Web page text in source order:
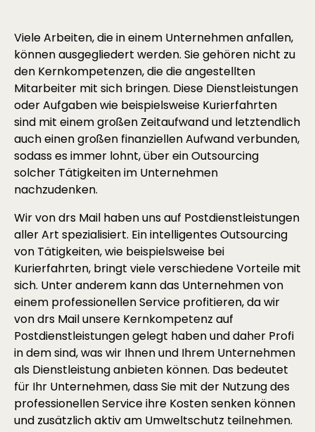
Viele Arbeiten, die in einem Unternehmen anfallen,
können ausgegliedert werden. Sie gehören nicht zu
den Kernkompetenzen, die die angestellten
Mitarbeiter mit sich bringen. Diese Dienstleistungen
oder Aufgaben wie beispielsweise Kurierfahrten
sind mit einem großen Zeitaufwand und letztendlich
auch einen großen finanziellen Aufwand verbunden,
sodass es immer lohnt, über ein Outsourcing
solcher Tätigkeiten im Unternehmen
nachzudenken.
Wir von drs Mail haben uns auf Postdienstleistungen
aller Art spezialisiert. Ein intelligentes Outsourcing
von Tätigkeiten, wie beispielsweise bei
Kurierfahrten, bringt viele verschiedene Vorteile mit
sich. Unter anderem kann das Unternehmen von
einem professionellen Service profitieren, da wir
von drs Mail unsere Kernkompetenz auf
Postdienstleistungen gelegt haben und daher Profi
in dem sind, was wir Ihnen und Ihrem Unternehmen
als Dienstleistung anbieten können. Das bedeutet
für Ihr Unternehmen, dass Sie mit der Nutzung des
professionellen Service ihre Kosten senken können
und zusätzlich aktiv am Umweltschutz teilnehmen.